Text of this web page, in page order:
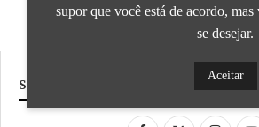
APRESENTADO POR BRAPEX
SIGA NOSSAS REDES SOCIAIS
supor que você está de acordo,
se desejar.
Aceitar